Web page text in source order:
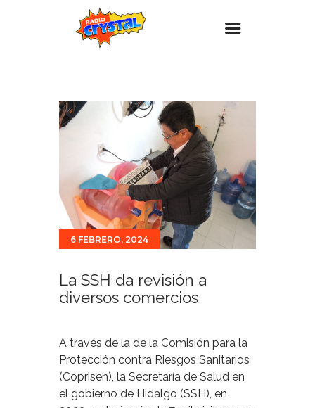
Estaciones
Promociones
Noticias
Para ti
Contacto
6 FEBRERO, 2024
La SSH da revisión a
diversos comercios
A través de la de la Comisión para la
Protección contra Riesgos Sanitarios
(Copriseh), la Secretaría de Salud en
el gobierno de Hidalgo (SSH), en